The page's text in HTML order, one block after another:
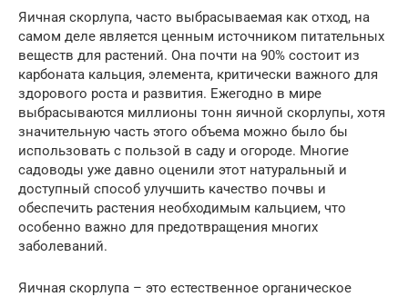
Яичная скорлупа, часто выбрасываемая как отход, на
самом деле является ценным источником питательных
веществ для растений. Она почти на 90% состоит из
карбоната кальция, элемента, критически важного для
здорового роста и развития. Ежегодно в мире
выбрасываются миллионы тонн яичной скорлупы, хотя
значительную часть этого объема можно было бы
использовать с пользой в саду и огороде. Многие
садоводы уже давно оценили этот натуральный и
доступный способ улучшить качество почвы и
обеспечить растения необходимым кальцием, что
особенно важно для предотвращения многих
заболеваний.
Яичная скорлупа – это естественное органическое